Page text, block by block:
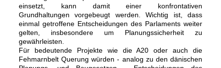
einsetzt, kann damit einer konfrontativen
Grundhaltungen vorgebeugt werden. Wichtig ist, dass
einmal getroffene Entscheidungen des Parlaments weiter
gelten, insbesondere um Planungssicherheit zu
gewährleisten.
Für bedeutende Projekte wie die A20 oder auch die
Fehmarnbelt Querung würden - analog zu den dänischen